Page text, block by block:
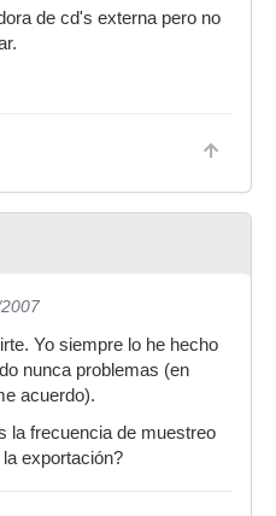
de cd's externa pero no
Yo siempre lo he hecho
nunca problemas (en
acuerdo).
la frecuencia de muestreo
exportación?